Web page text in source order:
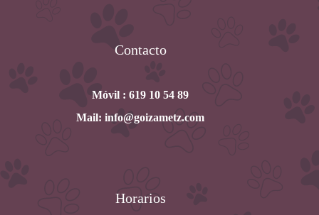
Contacto
Móvil : 619 10 54 89
Mail: info@goizametz.com
Horarios